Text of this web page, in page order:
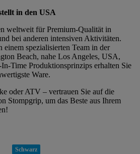
in den USA
weltweit für Premium-Qualität in
bei anderen intensiven Aktivitäten.
spezialisierten Team in der
Beach, nahe Los Angeles, USA,
Time Produktionsprinzips erhalten Sie
Ware.
oder ATV – vertrauen Sie auf die
Stompgrip, um das Beste aus Ihrem
Schwarz